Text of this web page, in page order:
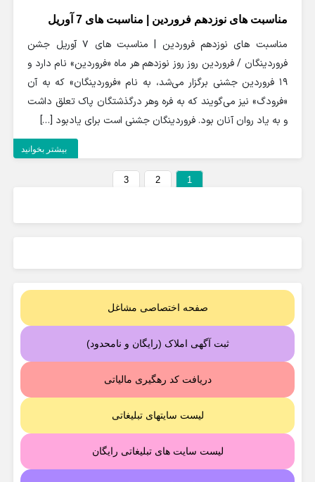
مناسبت های نوزدهم فروردین | مناسبت های 7 آوریل
مناسبت های نوزدهم فروردین | مناسبت های 7 آوریل جشن
فروردینگان / فروردین روز روز نوزدهم هر ماه «فروردین» نام دارد و
19 فروردین جشنی برگزار می‌شد، به نام «فروردینگان» که به آن
«فرودگ» نیز می‌گویند که به فره وهر درگذشتگان پاک تعلق داشت
و به یاد روان آنان بود. فروردینگان جشنی است برای یادبود […]
بیشتر بخوانید
1
2
3
صفحه اختصاصی مشاغل
ثبت آگهی املاک (رایگان و نامحدود)
دریافت کد رهگیری مالیاتی
لیست سایتهای تبلیغاتی
لیست سایت های تبلیغاتی رایگان